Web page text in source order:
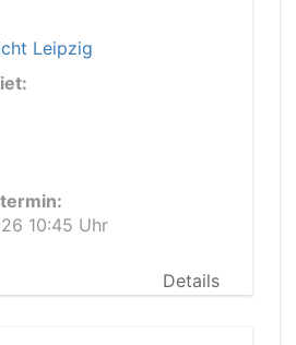
Leipzig
10:45 Uhr
Details